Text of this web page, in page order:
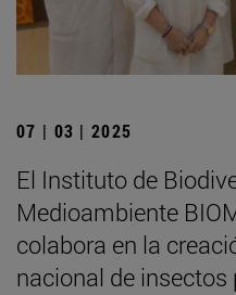
07 | 03 | 2025
El Instituto de
Medioambiente
colabora en la
nacional de insectos